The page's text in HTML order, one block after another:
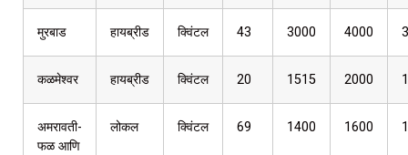
मुरबाड हायब्रीड क्विंटल 43 3000 4000
कळमेश्वर हायब्रीड क्विंटल 20 1515 2000
अमरावती-
फळ आणि
लोकल क्विंटल 69 1400 1600